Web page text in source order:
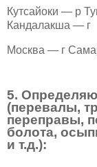
Кутсайоки — р
Кандалакша — г
Москва — г
5.
(перевалы,
переправы,
болота,
и т.д.):